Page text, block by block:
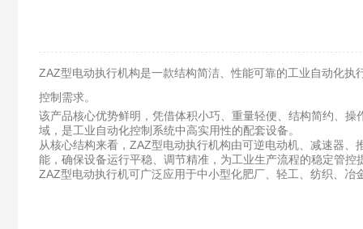
ZAZ型电动执行机构是一款结构简洁、性能可靠的工业自动化
控制需求。
该产品核心优势鲜明，凭借体积小巧、重量轻便、结构简约、
域，是工业自动化控制系统中高实用性的配套设备。
从核心结构来看，ZAZ型电动执行机构由可逆电动机、减速器
能，确保设备运行平稳、调节精准，为工业生产流程的稳定管控
ZAZ型电动执行机可广泛应用于中小型化肥厂、轻工、纺织、冶